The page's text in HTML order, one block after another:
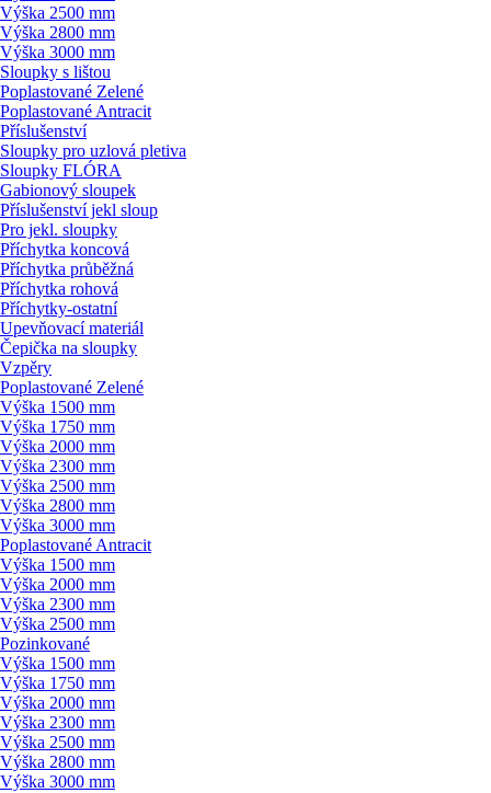
Výška 2500 mm
Výška 2800 mm
Výška 3000 mm
Sloupky s lištou
Poplastované Zelené
Poplastované Antracit
Příslušenství
Sloupky pro uzlová pletiva
Sloupky FLÓRA
Gabionový sloupek
Příslušenství jekl sloup
Pro jekl. sloupky
Příchytka koncová
Příchytka průběžná
Příchytka rohová
Příchytky-ostatní
Upevňovací materiál
Čepička na sloupky
Vzpěry
Poplastované Zelené
Výška 1500 mm
Výška 1750 mm
Výška 2000 mm
Výška 2300 mm
Výška 2500 mm
Výška 2800 mm
Výška 3000 mm
Poplastované Antracit
Výška 1500 mm
Výška 2000 mm
Výška 2300 mm
Výška 2500 mm
Pozinkované
Výška 1500 mm
Výška 1750 mm
Výška 2000 mm
Výška 2300 mm
Výška 2500 mm
Výška 2800 mm
Výška 3000 mm